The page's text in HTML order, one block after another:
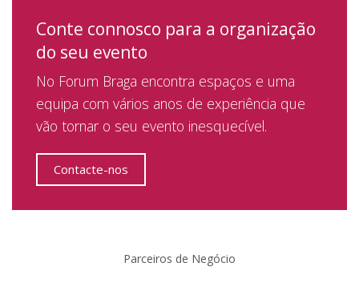
Conte connosco para a organização
do seu evento
No Forum Braga encontra espaços e uma
equipa com vários anos de experiência que
vão tornar o seu evento inesquecível.
Contacte-nos
Parceiros de Negócio